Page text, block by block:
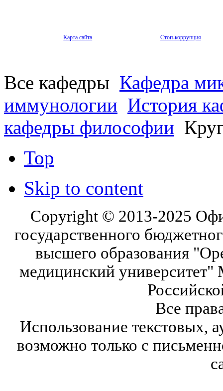
Карта сайта Стоп-коррупция
Все кафедры Кафедра
иммунологии История
кафедры философии
Top
Skip to content
Copyright © 2013-2025
государственного
высшего образования
медицинский университет"
Все
Использование текстовых,
возможно только с